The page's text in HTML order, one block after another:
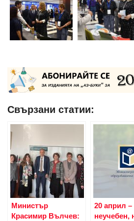
Свързани статии:
Министър
Красимир Вълчев:
20 април –
неучебен,